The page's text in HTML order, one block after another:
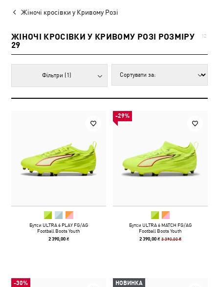
Жіночі кросівки у Кривому Розі
ЖІНОЧІ КРОСІВКИ У КРИВОМУ РОЗІ РОЗМІРУ
29
12
Фільтри (1)
Бутси ULTRA 6 PLAY FG/AG
Football Boots Youth
2 390,00 ₴
-29%
Бутси ULTRA 6 MATCH FG/AG
Football Boots Youth
2 390,00 ₴3 390,00 ₴
-30% НОВИНКА